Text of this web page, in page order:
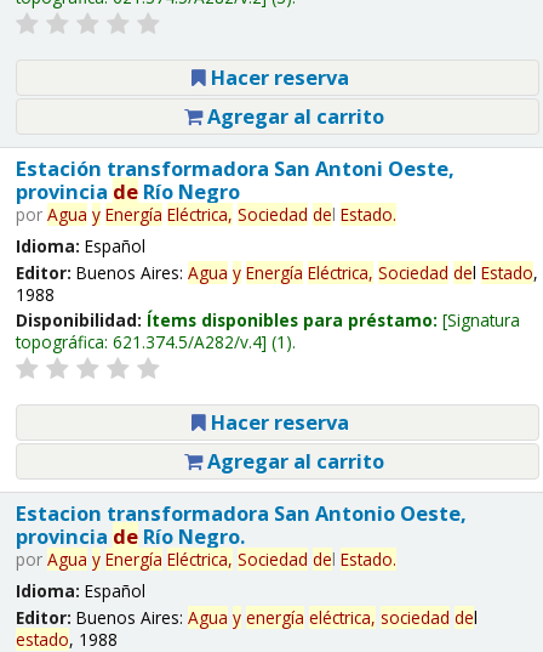
Hacer reserva
Agregar al carrito
Estación transformadora San Antoni Oeste,
provincia deRío Negro
por Agua y Energía Eléctrica, Sociedad del Estado.
Idioma: Español
Editor: Buenos Aires: Agua y Energía Eléctrica, Sociedad del Estado,
1988
Disponibilidad: Ítems disponibles para préstamo: Signatura
topográfica: 621.374.5/A282/v.4 (1).
Hacer reserva
Agregar al carrito
Estacion transformadora San Antonio Oeste,
provincia deRío Negro.
por Agua y Energía Eléctrica, Sociedad del Estado.
Idioma: Español
Editor: Buenos Aires: Agua y energía eléctrica, sociedad del
estado, 1988